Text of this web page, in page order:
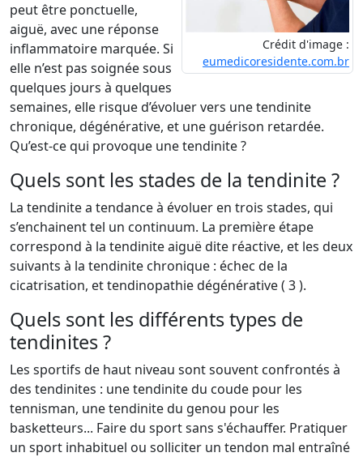
Crédit d'image :
eumedicoresidente.com.br
peut être ponctuelle,
aiguë, avec une réponse
inflammatoire marquée. Si
elle n’est pas soignée sous
quelques jours à quelques
semaines, elle risque d’évoluer vers une tendinite
chronique, dégénérative, et une guérison retardée.
Qu’est-ce qui provoque une tendinite ?
Quels sont les stades de la tendinite ?
La tendinite a tendance à évoluer en trois stades, qui
s’enchainent tel un continuum. La première étape
correspond à la tendinite aiguë dite réactive, et les deux
suivants à la tendinite chronique : échec de la
cicatrisation, et tendinopathie dégénérative ( 3 ).
Quels sont les différents types de
tendinites ?
Les sportifs de haut niveau sont souvent confrontés à
des tendinites : une tendinite du coude pour les
tennisman, une tendinite du genou pour les
basketteurs... Faire du sport sans s'échauffer. Pratiquer
un sport inhabituel ou solliciter un tendon mal entraîné